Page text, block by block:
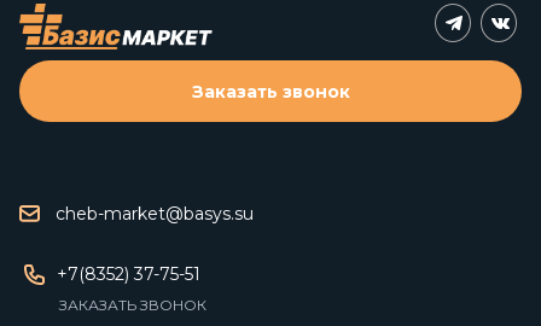
cheb-market@basys.su
+7(8352) 37-75-51
ЗАКАЗАТЬ ЗВОНОК
Заказать звонок